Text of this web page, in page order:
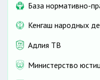
База нормативно-
Кенгаш народных
Адлия ТВ
Министерство